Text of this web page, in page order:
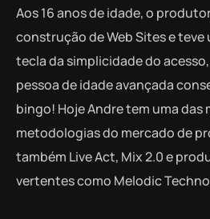
Aos 16 anos de idade, o
construção de Web Sites e teve
tecla da simplicidade do
pessoa de idade avançada
bingo! Hoje Andre tem uma das
metodologias do mercado de
também Live Act, Mix 2.0 e
vertentes como Melodic